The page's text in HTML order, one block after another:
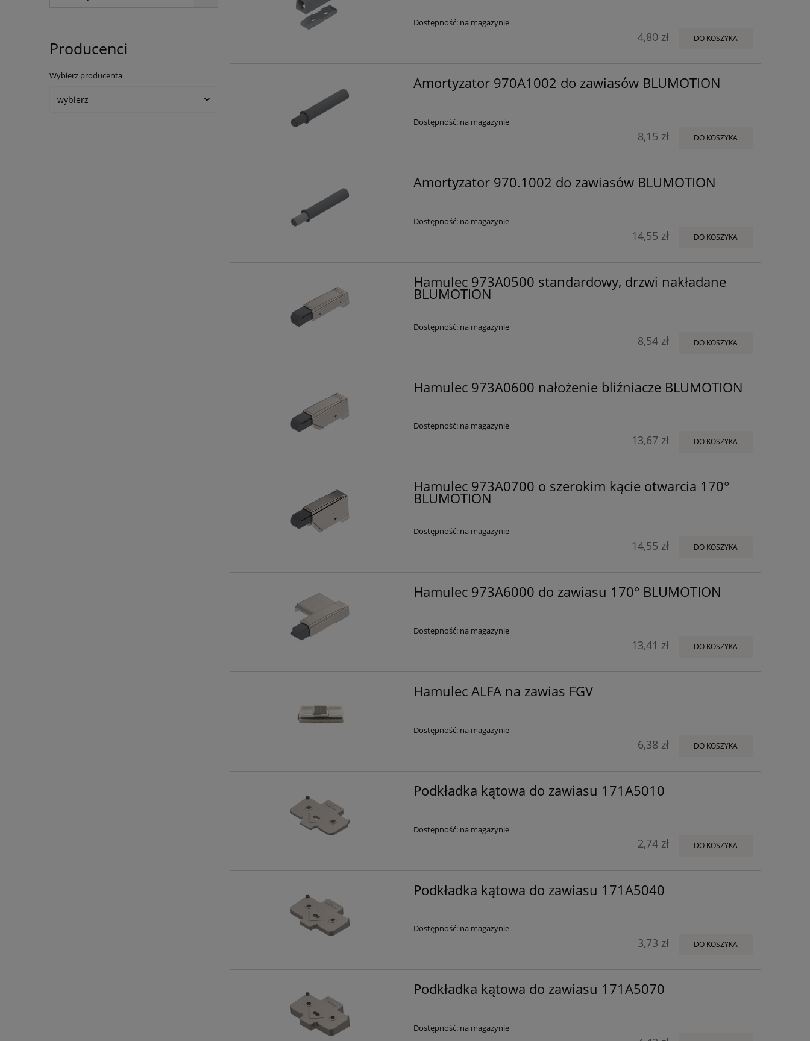
Producenci
Wybierz producenta
Dostępność: na magazynie
4,80 zł DO KOSZYKA
Amortyzator 970A1002 do zawiasów BLUMOTION
Dostępność: na magazynie
8,15 zł DO KOSZYKA
Amortyzator 970.1002 do zawiasów BLUMOTION
Dostępność: na magazynie
14,55 zł DO KOSZYKA
Hamulec 973A0500 standardowy, drzwi nakładane
BLUMOTION
Dostępność: na magazynie
8,54 zł DO KOSZYKA
Hamulec 973A0600 nałożenie bliźniacze BLUMOTION
Dostępność: na magazynie
13,67 zł DO KOSZYKA
Hamulec 973A0700 o szerokim kącie otwarcia 170°
BLUMOTION
Dostępność: na magazynie
14,55 zł DO KOSZYKA
Hamulec 973A6000 do zawiasu 170° BLUMOTION
Dostępność: na magazynie
13,41 zł DO KOSZYKA
Hamulec ALFA na zawias FGV
Dostępność: na magazynie
6,38 zł DO KOSZYKA
Podkładka kątowa do zawiasu 171A5010
Dostępność: na magazynie
2,74 zł DO KOSZYKA
Podkładka kątowa do zawiasu 171A5040
Dostępność: na magazynie
3,73 zł DO KOSZYKA
Podkładka kątowa do zawiasu 171A5070
Dostępność: na magazynie